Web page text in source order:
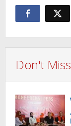
Don't Miss